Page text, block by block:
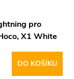
pro
X1 White
DO KOŠÍKU